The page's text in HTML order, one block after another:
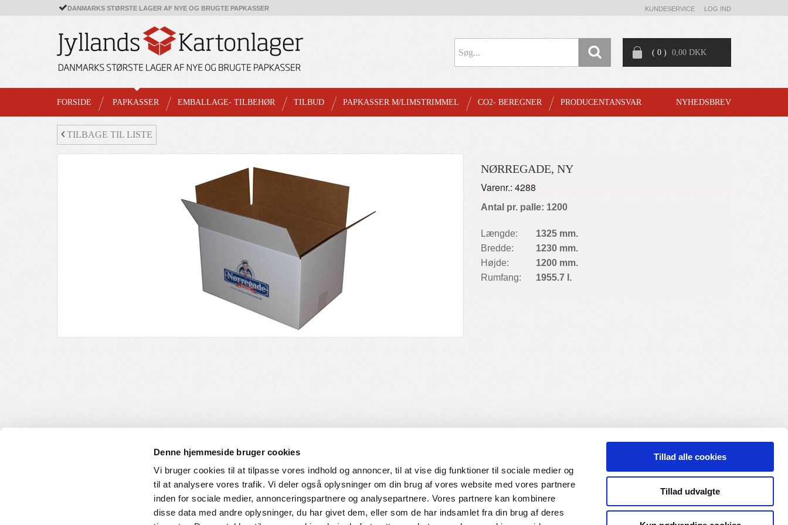
Denne hjemmeside bruger cookies
Vi bruger cookies til at tilpasse vores indhold og annoncer, til at vise dig funktioner til sociale medier og
til at analysere vores trafik. Vi deler også oplysninger om din brug af vores website med vores partnere
inden for sociale medier, annonceringspartnere og analysepartnere. Vores partnere kan kombinere
disse data med andre oplysninger, du har givet dem, eller som de har indsamlet fra din brug af deres
Tillad alle cookies
Tillad udvalgte
DANMARKS STØRSTE LAGER AF NYE OG BRUGTE PAPKASSER KUNDESERVICE LOG IND
( 0 ) 0,00 DKK
FORSIDE PAPKASSER EMBALLAGE- TILBEHØR TILBUD PAPKASSER M/LIMSTRIMMEL CO2- BEREGNER PRODUCENTANSVAR NYHEDSBREV
TILBAGE TIL LISTE
NØRREGADE, NY
Varenr.: 4288
Antal pr. palle: 1200
Længde:
1325 mm.
Bredde:
1230 mm.
Højde:
1200 mm.
Rumfang:
1955.7 l.
KUNDESERVICE
Handelsbetingelser
HVORDAN HANDLER DU
Login til web-shop